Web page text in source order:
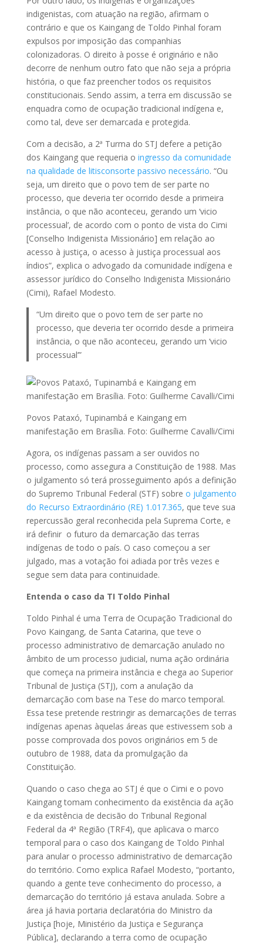
indigenistas, com atuação na região, afirmam o
contrário e que os Kaingang de Toldo Pinhal foram
expulsos por imposição das companhias
colonizadoras. O direito à posse é originário e não
decorre de nenhum outro fato que não seja a própria
história, o que faz preencher todos os requisitos
constitucionais. Sendo assim, a terra em discussão se
enquadra como de ocupação tradicional indígena e,
como tal, deve ser demarcada e protegida.
Com a decisão, a 2ª Turma do STJ defere a petição
dos Kaingang que requeria o ingresso da comunidade
na qualidade de litisconsorte passivo necessário. “Ou
seja, um direito que o povo tem de ser parte no
processo, que deveria ter ocorrido desde a primeira
instância, o que não aconteceu, gerando um ‘vicio
processual’, de acordo com o ponto de vista do Cimi
[Conselho Indigenista Missionário] em relação ao
acesso à justiça, o acesso à justiça processual aos
índios”, explica o advogado da comunidade indígena e
assessor jurídico do Conselho Indigenista Missionário
(Cimi), Rafael Modesto.
“Um direito que o povo tem de ser parte no
processo, que deveria ter ocorrido desde a primeira
instância, o que não aconteceu, gerando um ‘vicio
processual’”
Povos Pataxó, Tupinambá e Kaingang em
manifestação em Brasília. Foto: Guilherme Cavalli/Cimi
Agora, os indígenas passam a ser ouvidos no
processo, como assegura a Constituição de 1988. Mas
o julgamento só terá prosseguimento após a definição
do Supremo Tribunal Federal (STF) sobre o julgamento
do Recurso Extraordinário (RE) 1.017.365, que teve sua
repercussão geral reconhecida pela Suprema Corte, e
irá definir o futuro da demarcação das terras
indígenas de todo o país. O caso começou a ser
julgado, mas a votação foi adiada por três vezes e
segue sem data para continuidade.
Entenda o caso da TI Toldo Pinhal
Toldo Pinhal é uma Terra de Ocupação Tradicional do
Povo Kaingang, de Santa Catarina, que teve o
processo administrativo de demarcação anulado no
âmbito de um processo judicial, numa ação ordinária
que começa na primeira instância e chega ao Superior
Tribunal de Justiça (STJ), com a anulação da
demarcação com base na Tese do marco temporal.
Essa tese pretende restringir as demarcações de terras
indígenas apenas àquelas áreas que estivessem sob a
posse comprovada dos povos originários em 5 de
outubro de 1988, data da promulgação da
Constituição.
Quando o caso chega ao STJ é que o Cimi e o povo
Kaingang tomam conhecimento da existência da ação
e da existência de decisão do Tribunal Regional
Federal da 4ª Região (TRF4), que aplicava o marco
temporal para o caso dos Kaingang de Toldo Pinhal
para anular o processo administrativo de demarcação
do território. Como explica Rafael Modesto, “portanto,
quando a gente teve conhecimento do processo, a
demarcação do território já estava anulada. Sobre a
área já havia portaria declaratória do Ministro da
Justiça [hoje, Ministério da Justiça e Segurança
Pública], declarando a terra como de ocupação